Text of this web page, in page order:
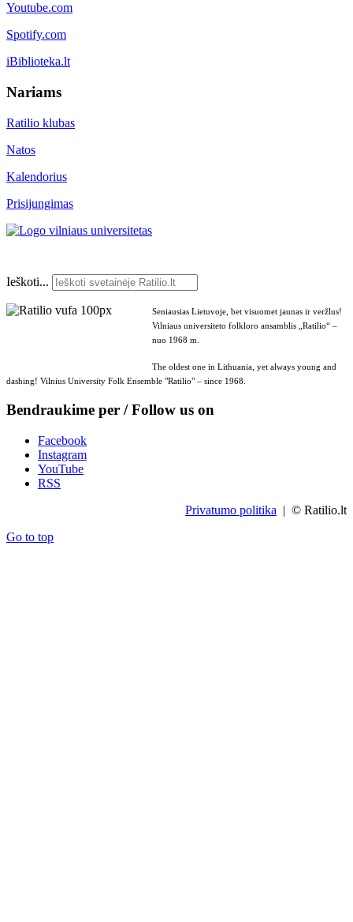
Youtube.com
Spotify.com
iBiblioteka.lt
Nariams
Ratilio klubas
Natos
Kalendorius
Prisijungimas
Ieškoti...
Seniausias Lietuvoje, bet visuomet jaunas ir veržlus!
Vilniaus universiteto folkloro ansamblis „Ratilio“ –
nuo 1968 m.
The oldest one in Lithuania, yet always young and
dashing! Vilnius University Folk Ensemble "Ratilio" – since 1968.
Bendraukime per / Follow us on
Facebook
Instagram
YouTube
RSS
Privatumo politika | © Ratilio.lt
Go to top